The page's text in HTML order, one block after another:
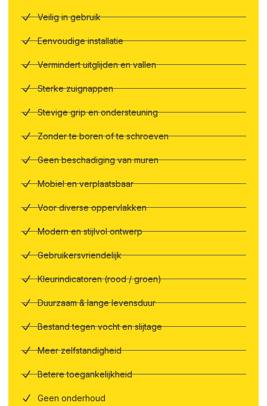
Veilig in gebruik
Eenvoudige installatie
Vermindert uitglijden en vallen
Sterke zuignappen
Stevige grip en ondersteuning
Zonder te boren of te schroeven
Geen beschadiging van muren
Mobiel en verplaatsbaar
Voor diverse oppervlakken
Modern en stijlvol ontwerp
Gebruikersvriendelijk
Kleurindicatoren (rood / groen)
Duurzaam & lange levensduur
Bestand tegen vocht en slijtage
Meer zelfstandigheid
Betere toegankelijkheid
Geen onderhoud